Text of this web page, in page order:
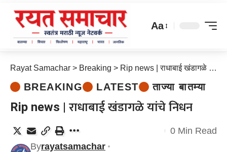
Aa
Rayat Samachar > Breaking > Rip news | राधाबाई खंडागळे यांचे निधन
BREAKING LATEST ताज्या बातम्या
Rip news | राधाबाई खंडागळे यांचे निधन
Byrayatsamachar
0 Min Read